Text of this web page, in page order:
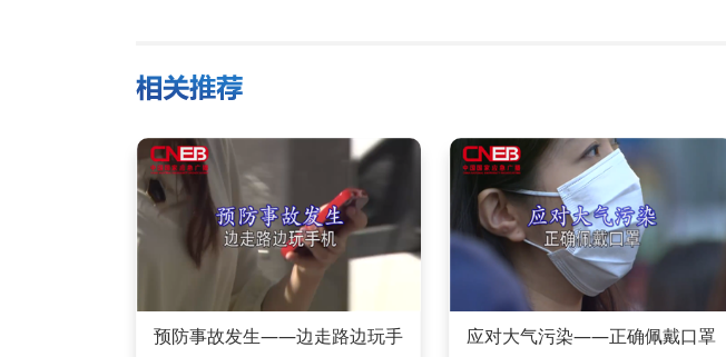
预防事故发生——边走路边玩手
应对大气污染——正确佩戴口罩